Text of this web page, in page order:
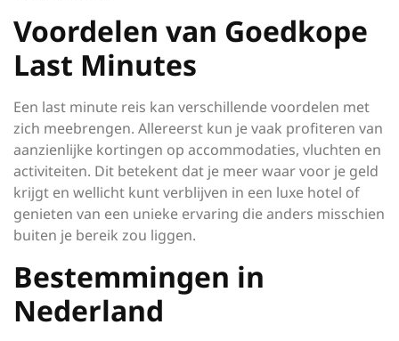
Voordelen van Goedkope
Last Minutes
Een last minute reis kan verschillende voordelen met
zich meebrengen. Allereerst kun je vaak profiteren van
aanzienlijke kortingen op accommodaties, vluchten en
activiteiten. Dit betekent dat je meer waar voor je geld
krijgt en wellicht kunt verblijven in een luxe hotel of
genieten van een unieke ervaring die anders misschien
buiten je bereik zou liggen.
Bestemmingen in
Nederland